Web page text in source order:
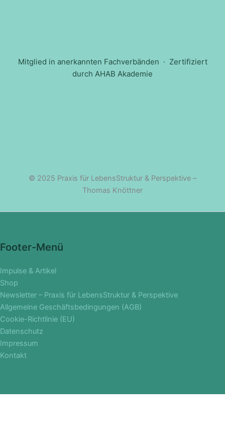
Mitglied in anerkannten Fachverbänden · Zertifiziert
durch AHAB Akademie
© 2025 Praxis für LebensStruktur & Perspektive –
Thomas Knöttner
Footer-Menü
Impulse & Artikel
Shop
Newsletter – Praxis für LebensStruktur & Perspektive
Allgemeine Geschäftsbedingungen (AGB)
Cookie-Richtlinie (EU)
Datenschutz
Impressum
Kontakt